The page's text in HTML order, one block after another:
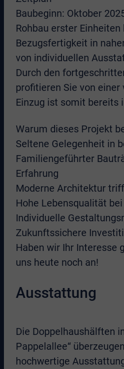
Baubeginn: Oktober
Rohbau erster
Bezugsfertigkeit in
von individuellen
Durch den
profitieren Sie von
Einzug ist somit bereits
Warum dieses Projekt
Seltene Gelegenheit in
Familiengeführter
Erfahrung
Moderne Architektur
Hohe Lebensqualität
Individuelle
Zukunftssichere
Haben wir Ihr Interesse
uns heute noch an!
Ausstattung
Die Doppelhaushälften
Pappelallee“
hochwertige